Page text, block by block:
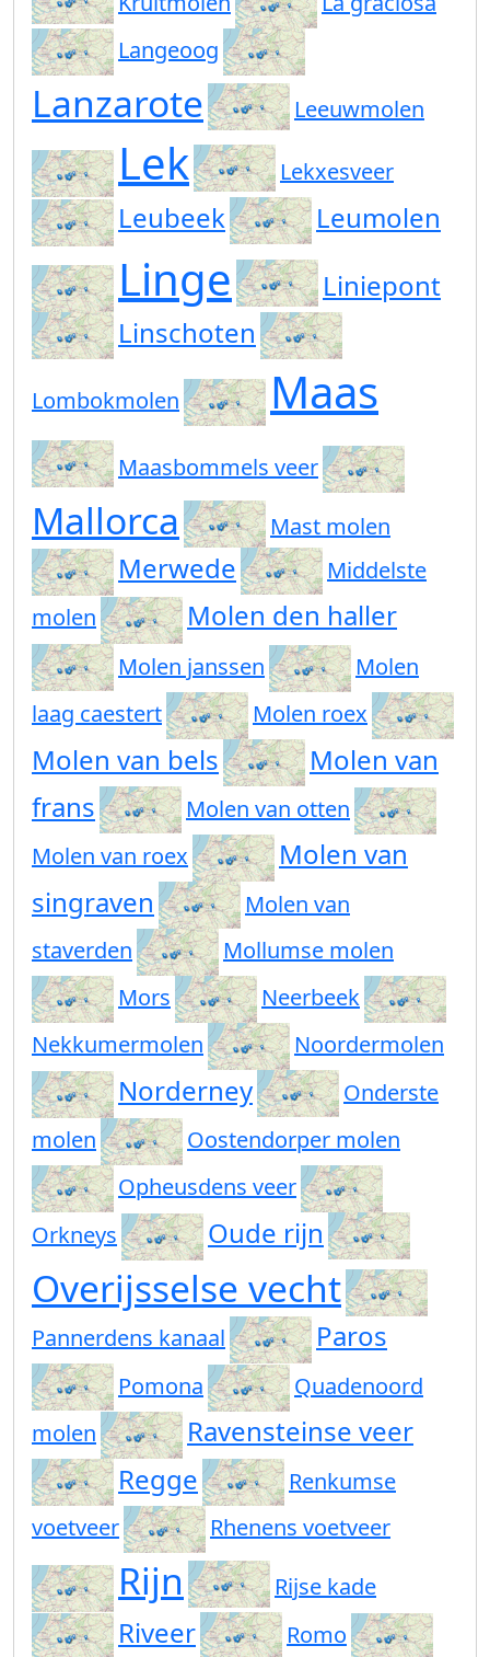
Langeoog
Lanzarote Leeuwmolen
Lek Lekxesveer
Leubeek Leumolen
Linge
Liniepont
Linschoten
Lombokmolen Maas
Maasbommels veer
Mallorca Mast molen
Merwede
Middelste
molen
Molen den haller
Molen janssen
Molen
laag caestert
Molen roex
Molen van bels
Molen van
frans
Molen van otten
Molen van roex
Molen van
singraven
Molen van
staverden
Mollumse molen
Mors
Neerbeek
Nekkumermolen
Noordermolen
Norderney
Onderste
molen
Oostendorper molen
Opheusdens veer
Orkneys
Oude rijn
Overijsselse vecht
Pannerdens kanaal Paros
Pomona
Quadenoord
molen
Ravensteinse veer
Regge
Renkumse
voetveer
Rhenens voetveer
Rijn Rijse kade
Riveer Romo